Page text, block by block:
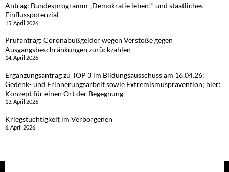
Antrag: Bundesprogramm „Demokratie leben!“ und staatliches
Einflusspotenzial
15. April 2026
Prüfantrag: Coronabußgelder wegen Verstöße gegen
Ausgangsbeschränkungen zurückzahlen
14. April 2026
Ergänzungsantrag zu TOP 3 im Bildungsausschuss am 16.04.26:
Gedenk- und Erinnerungsarbeit sowie Extremismusprävention; hier:
Konzept für einen Ort der Begegnung
13. April 2026
Kriegstüchtigkeit im Verborgenen
6. April 2026